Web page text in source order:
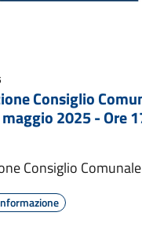
Consiglio
2025 - Ore
Consiglio Comunale